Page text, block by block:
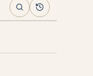
ПоискАрхив